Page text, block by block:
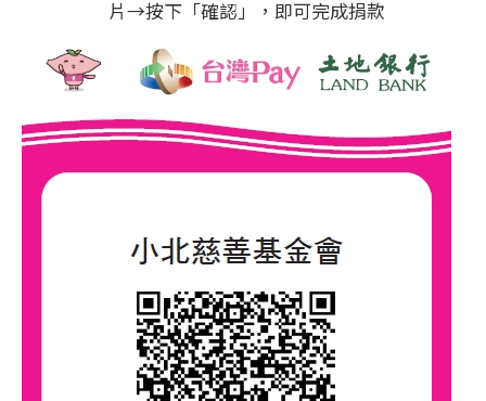
片→按下「確認」，即可完成捐款